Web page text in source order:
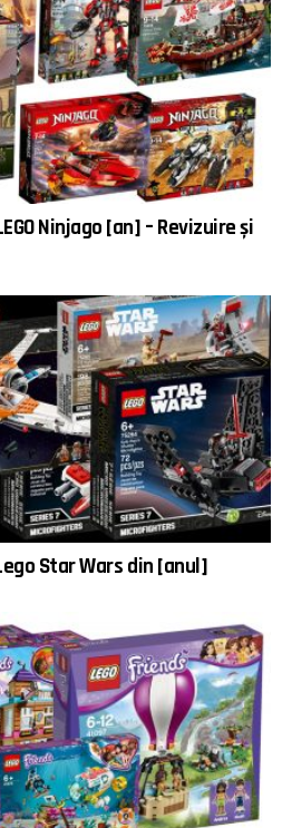
Ninjago [an] – Revizuire și
Star Wars din [anul]